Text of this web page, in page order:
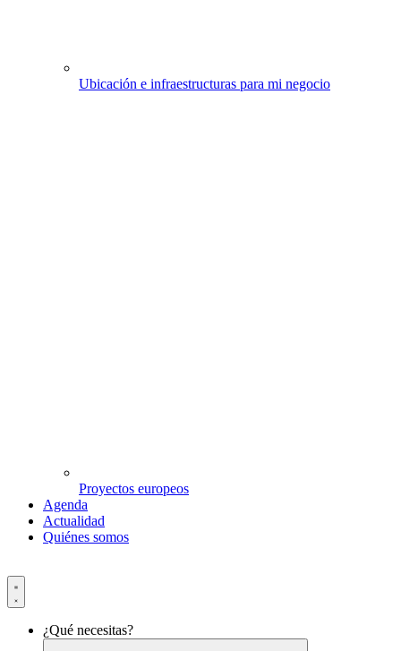
Ubicación e infraestructuras para mi negocio
Proyectos europeos
Agenda
Actualidad
Quiénes somos
¿Qué necesitas?